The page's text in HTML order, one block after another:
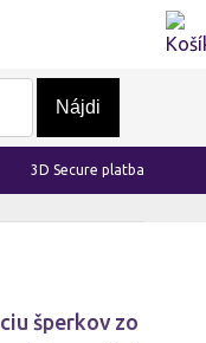
3D Secure platba
šperkov zo